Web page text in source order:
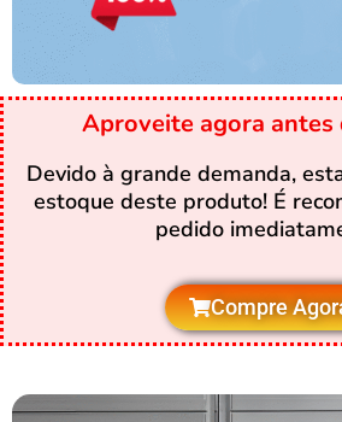
Aproveite agora antes
Devido à grande demanda,
estoque deste produto! É
pedido
Compre